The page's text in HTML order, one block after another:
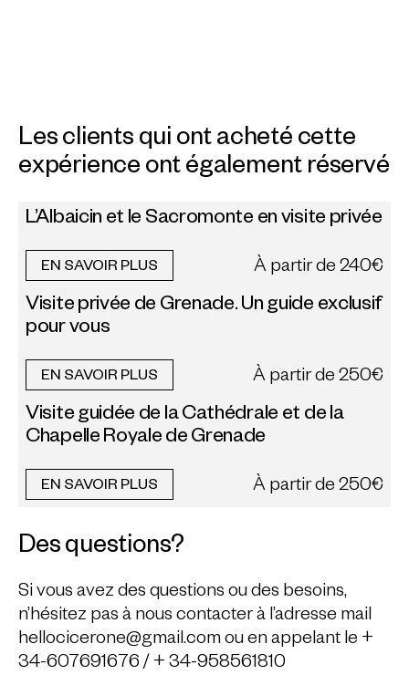
Les clients qui ont acheté cette
expérience ont également réservé
L’Albaicin et le Sacromonte en visite privée
EN SAVOIR PLUS À partir de 240€
Visite privée de Grenade. Un guide exclusif
pour vous
EN SAVOIR PLUS À partir de 250€
Visite guidée de la Cathédrale et de la
Chapelle Royale de Grenade
EN SAVOIR PLUS À partir de 250€
Des questions?
Si vous avez des questions ou des besoins,
n’hésitez pas à nous contacter à l’adresse mail
hellocicerone@gmail.com ou en appelant le +
34-607691676 / + 34-958561810